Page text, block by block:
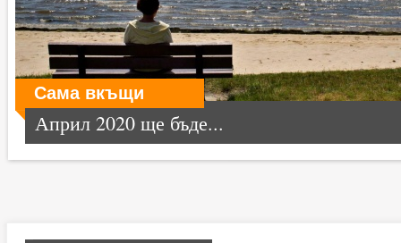
Сама вкъщи
Април 2020 ще бъде...